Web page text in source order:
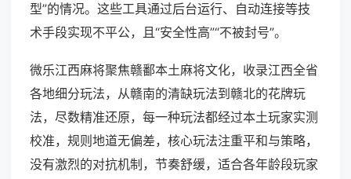
型”的情况。这些工具通过后台运行、自动连接等技
术手段实现不平公，且“安全性高”“不被封号”。
微乐江西麻将聚焦赣鄱本土麻将文化，收录江西全省
各地细分玩法，从赣南的清缺玩法到赣北的花牌玩
法，尽数精准还原，每一种玩法都经过本土玩家实测
校准，规则地道无偏差，核心玩法注重平和与策略，
没有激烈的对抗机制，节奏舒缓，适合各年龄段玩家